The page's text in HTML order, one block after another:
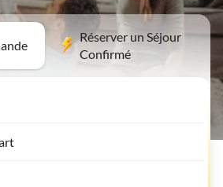
Réserver un Séjour
Confirmé